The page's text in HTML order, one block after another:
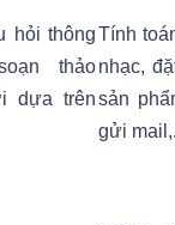
hỏi thông
thảo
dựa trên
Tính
nhạc,
sản
gửi